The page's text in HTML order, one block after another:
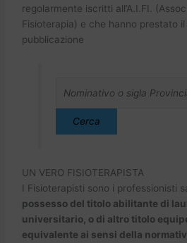
regolarmente iscritti all’A.I.FI.
Fisioterapia) e che hanno prestato
pubblicazione
UN VERO FISIOTERAPISTA
I Fisioterapisti sono i professionisti
possesso del titolo abilitante di
universitario, o di altro titolo
equivalente ai sensi della